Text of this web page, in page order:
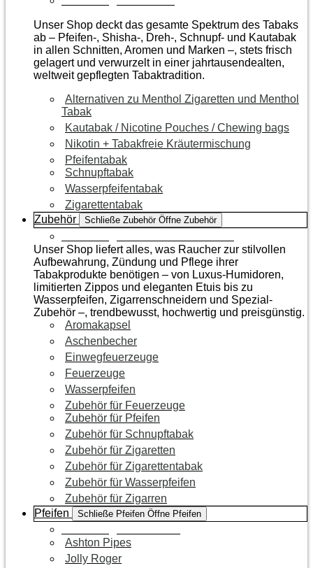
Unser Shop deckt das gesamte Spektrum des Tabaks
ab – Pfeifen-, Shisha-, Dreh-, Schnupf- und Kautabak
in allen Schnitten, Aromen und Marken –, stets frisch
gelagert und verwurzelt in einer jahrtausendealten,
weltweit gepflegten Tabaktradition.
Alternativen zu Menthol Zigaretten und Menthol
Tabak
Kautabak / Nicotine Pouches / Chewing bags
Nikotin + Tabakfreie Kräutermischung
Pfeifentabak
Schnupftabak
Wasserpfeifentabak
Zigarettentabak
Zubehör
Schließe Zubehör Öffne Zubehör
Unser Shop liefert alles, was Raucher zur stilvollen
Aufbewahrung, Zündung und Pflege ihrer
Tabakprodukte benötigen – von Luxus-Humidoren,
limitierten Zippos und eleganten Etuis bis zu
Wasserpfeifen, Zigarrenschneidern und Spezial-
Zubehör –, trendbewusst, hochwertig und preisgünstig.
Aromakapsel
Aschenbecher
Einwegfeuerzeuge
Feuerzeuge
Wasserpfeifen
Zubehör für Feuerzeuge
Zubehör für Pfeifen
Zubehör für Schnupftabak
Zubehör für Zigaretten
Zubehör für Zigarettentabak
Zubehör für Wasserpfeifen
Zubehör für Zigarren
Pfeifen
Schließe Pfeifen Öffne Pfeifen
Ashton Pipes
Jolly Roger